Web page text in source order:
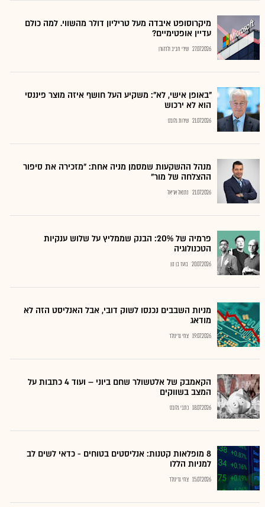
מיקרוסופט איבדה מעל טריליון דולר מהשווי. למה כולם
עדיין אופטימיים?
27.07.2026 שירי חביב ולדהורן
"באופן אישי, לא": משקיע העל חושף איזה מוצר פיננסי
הוא לא ירכוש
21.07.2026 שירות גלובס
מנהל ההשקעות שמסמן מניה אחת: "מזכירה את סיפור
ההצלחה של מור"
21.07.2026 נתנאל אריאל
פרמיה של 20%: הבנק שממליץ על שלוש ענקיות
הטכנולוגיה
20.07.2026 בועז בן נון
מניות השבבים נכנסו לשוק דובי, אבל האנליסט הזה לא
מודאג
19.07.2026 צחי גרינולד
הקאמבק של אלטשולר שחם ביוני – ועוד 4 כתבות על
המצב בשווקים
18.07.2026 כתבי גלובס
8 מופלאות קטנות: אנליסטים בטוחים - כדאי לשים לב
למניות הללו
15.07.2026 צחי גרינולד